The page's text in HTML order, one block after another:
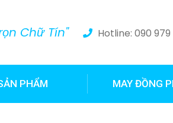
Chữ Tín" Hotline: 090
PHẨM MAY ĐỒNG